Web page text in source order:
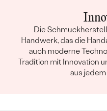
Die
Handwerk, das die
auch moderne
Tradition mit Innovation
aus